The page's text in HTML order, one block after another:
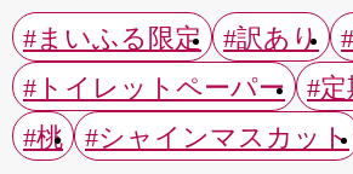
#まいふる限定
#訳あり
#トイレットペーパー
#
#桃
#シャインマスカット